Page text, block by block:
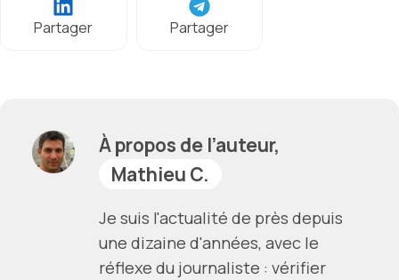
Partager Partager
À propos de l’auteur,
Mathieu C.
Je suis l'actualité de près depuis
une dizaine d'années, avec le
réflexe du journaliste : vérifier